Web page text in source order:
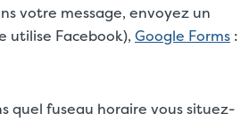
votre message, envoyez un
utilise Facebook), Google Forms :
quel fuseau horaire vous situez-